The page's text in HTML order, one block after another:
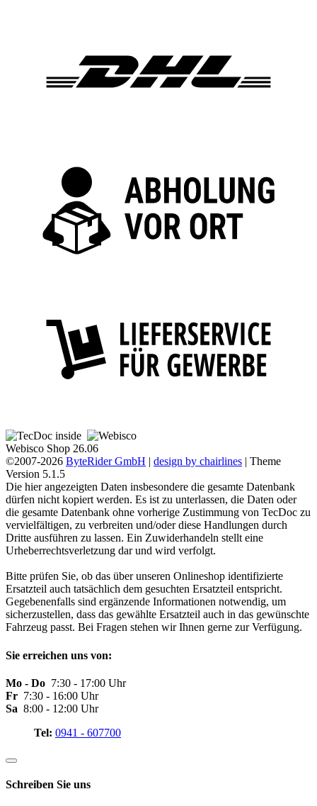
Webisco Shop 26.06
©2007-2026 ByteRider GmbH | design by chairlines | Theme
Version 5.1.5
Die hier angezeigten Daten insbesondere die gesamte Datenbank
dürfen nicht kopiert werden. Es ist zu unterlassen, die Daten oder
die gesamte Datenbank ohne vorherige Zustimmung von TecDoc zu
vervielfältigen, zu verbreiten und/oder diese Handlungen durch
Dritte ausführen zu lassen. Ein Zuwiderhandeln stellt eine
Urheberrechtsverletzung dar und wird verfolgt.
Bitte prüfen Sie, ob das über unseren Onlineshop identifizierte
Ersatzteil auch tatsächlich dem gesuchten Ersatzteil entspricht.
Gegebenenfalls sind ergänzende Informationen notwendig, um
sicherzustellen, dass das gewählte Ersatzteil auch in das gewünschte
Fahrzeug passt. Bei Fragen stehen wir Ihnen gerne zur Verfügung.
Sie erreichen uns von:
Mo - Do 7:30 - 17:00 Uhr
Fr 7:30 - 16:00 Uhr
Sa 8:00 - 12:00 Uhr
Tel: 0941 - 607700
Schreiben Sie uns